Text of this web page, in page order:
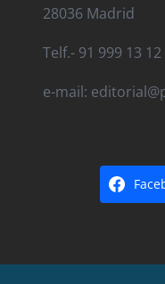
28036 Madrid
Telf.- 91 999 13 12
e-mail: